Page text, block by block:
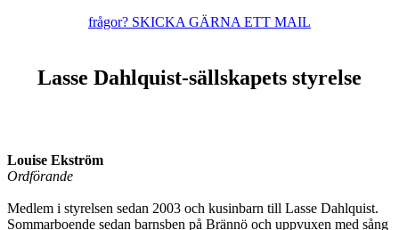
frågor? SKICKA GÄRNA ETT MAIL
Lasse Dahlquist-sällskapets styrelse
Louise Ekström
Ordförande
Medlem i styrelsen sedan 2003 och kusinbarn till Lasse Dahlquist.
Sommarboende sedan barnsben på Brännö och uppvuxen med sång